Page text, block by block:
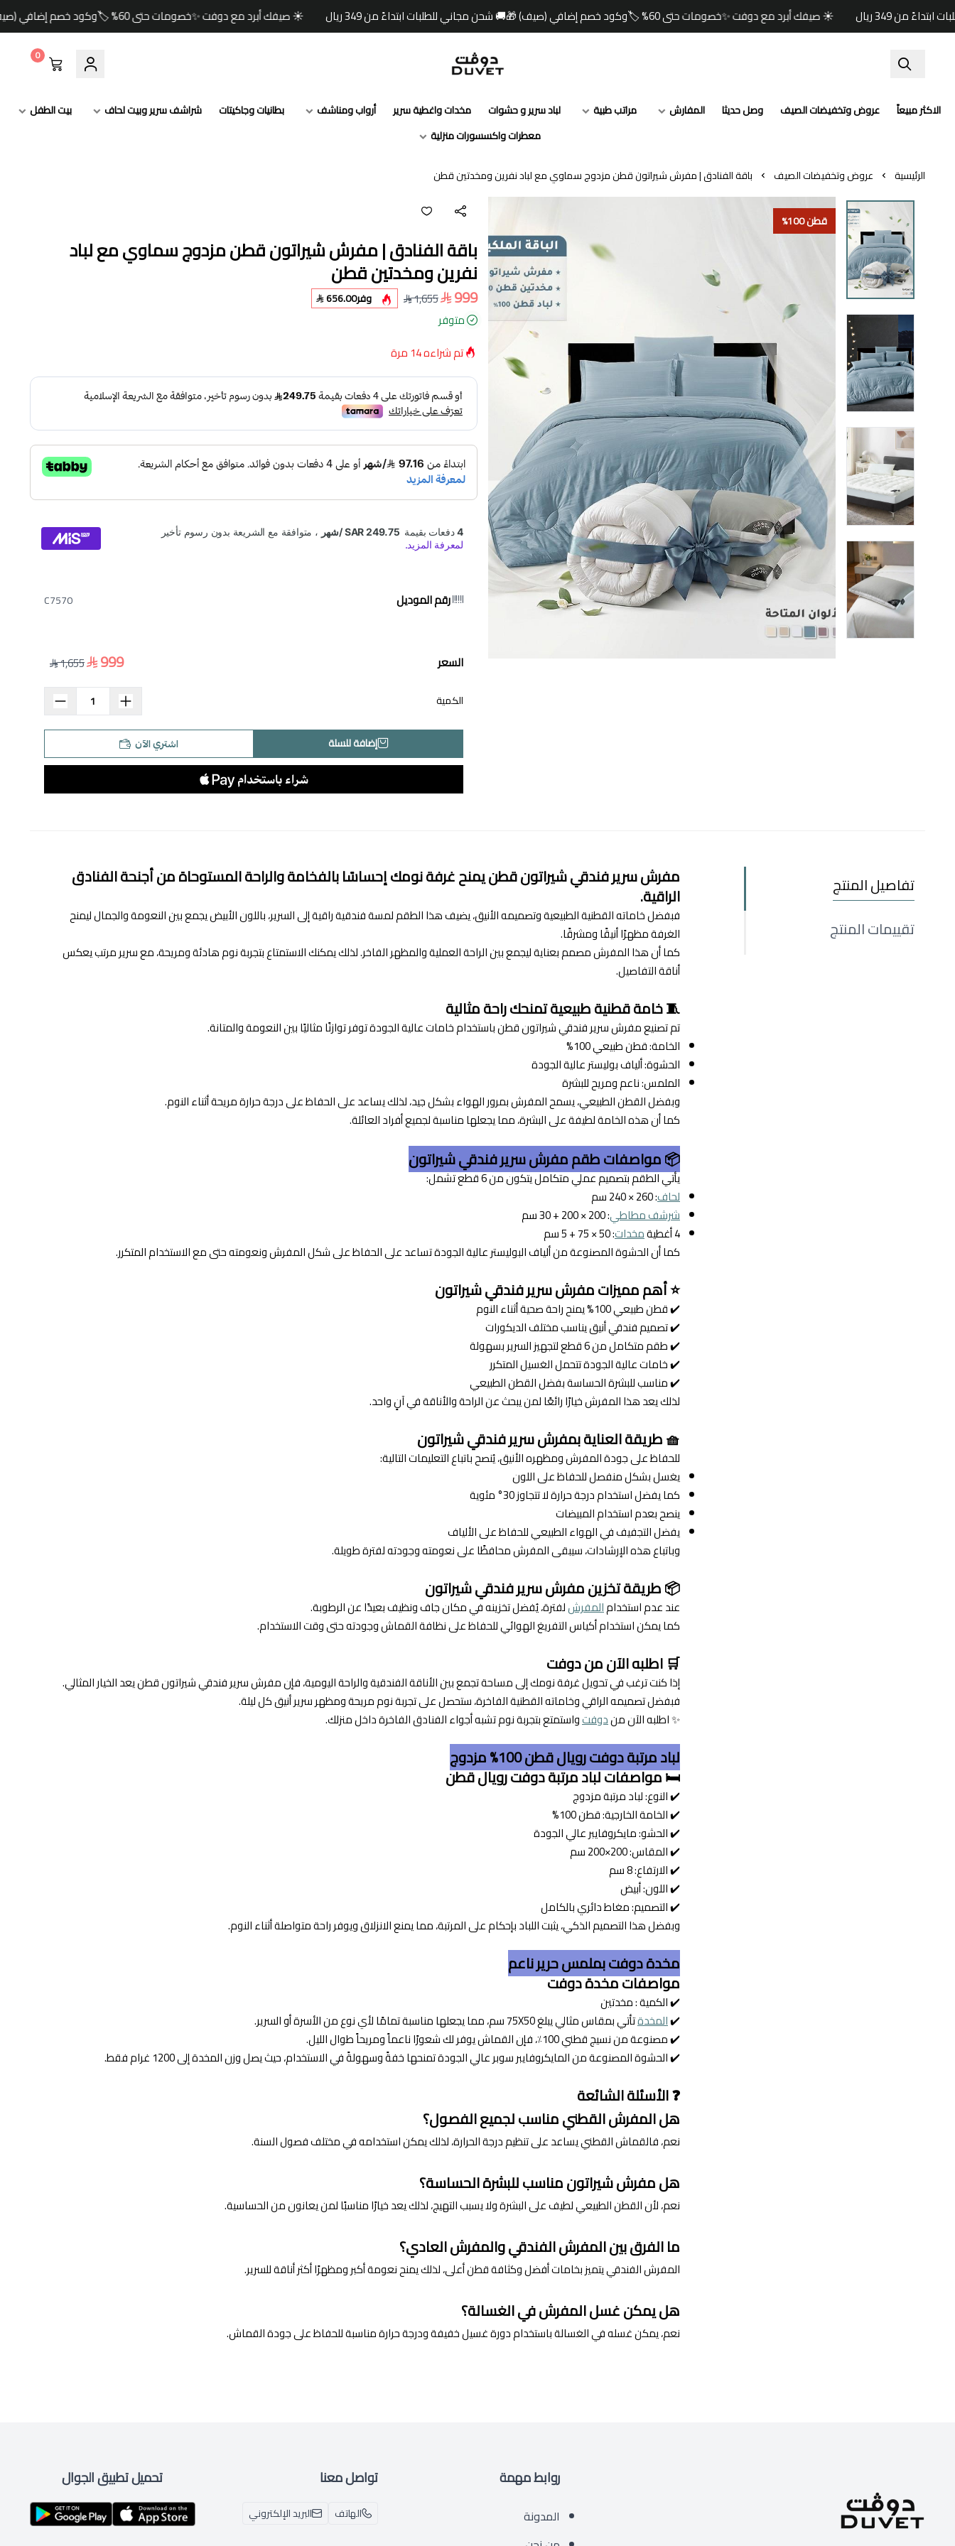
☀️ صيفك أبرد مع دوفت ✨خصومات حتى 60% 🏷️وكود خصم إضافي (صيف) 🎁🚚 شحن مجاني للطلبات ابتداءً من 349 ريال ☀️ صيفك أبرد مع دوفت ✨خصومات حتى 60% 🏷️وكود خصم إضافي (صيف) 🎁🚚 شحن مجاني للطلبات ابتداءً من 349 ريال
مفارش دوفت | DUVET
0
الاكثر مبيعاً عروض وتخفيضات الصيف وصل حديثا المفارش مراتب طبية لباد سرير و حشوات مخدات واغطية سرير أرواب ومناشف بطانيات وجاكيتات شراشف سرير وبيت لحاف
بيت الطفل
معطرات واكسسورات منزلية
الرئيسية عروض وتخفيضات الصيف باقة الفنادق | مفرش شيراتون قطن مزدوج سماوي مع لباد نفرين ومخدتين قطن
قطن 100%
باقة الفنادق | مفرش شيراتون قطن مزدوج سماوي مع لباد
نفرين ومخدتين قطن
999
1,655 وفر656.00
متوفر
تم شراءه14 مرة
رقم الموديل C7570
السعر 999
1,655
الكمية
إضافة للسلة اشتري الآن
تفاصيل المنتج
تقييمات المنتج
مفرش سرير فندقي شيراتون قطن يمنح غرفة نومك إحساسًا بالفخامة والراحة المستوحاة من أجنحة الفنادق
الراقية.
فبفضل خاماته القطنية الطبيعية وتصميمه الأنيق، يضيف هذا الطقم لمسة فندقية راقية إلى السرير، باللون الأبيض يجمع بين النعومة والجمال ليمنح
الغرفة مظهرًا أنيقًا ومشرقًا.
كما أن هذا المفرش مصمم بعناية ليجمع بين الراحة العملية والمظهر الفاخر. لذلك يمكنك الاستمتاع بتجربة نوم هادئة ومريحة، مع سرير مرتب يعكس
أناقة التفاصيل.
🧵 خامة قطنية طبيعية تمنحك راحة مثالية
تم تصنيع مفرش سرير فندقي شيراتون قطن باستخدام خامات عالية الجودة توفر توازنًا مثاليًا بين النعومة والمتانة.
الخامة: قطن طبيعي 100%
الحشوة: ألياف بوليستر عالية الجودة
الملمس: ناعم ومريح للبشرة
وبفضل القطن الطبيعي، يسمح المفرش بمرور الهواء بشكل جيد، لذلك يساعد على الحفاظ على درجة حرارة مريحة أثناء النوم.
كما أن هذه الخامة لطيفة على البشرة، مما يجعلها مناسبة لجميع أفراد العائلة.
📦 مواصفات طقم مفرش سرير فندقي شيراتون
يأتي الطقم بتصميم عملي متكامل يتكون من 6 قطع تشمل:
لحاف: 260 × 240 سم
شرشف مطاطي: 200 × 200 + 30 سم
4 أغطية
مخدات: 50 × 75 + 5 سم
كما أن الحشوة المصنوعة من ألياف البوليستر عالية الجودة تساعد على الحفاظ على شكل المفرش ونعومته حتى مع الاستخدام المتكرر.
⭐ أهم مميزات مفرش سرير فندقي شيراتون
✔️ قطن طبيعي 100% يمنح راحة صحية أثناء النوم
✔️ تصميم فندقي أنيق يناسب مختلف الديكورات
✔️ طقم متكامل من 6 قطع لتجهيز السرير بسهولة
✔️ خامات عالية الجودة تتحمل الغسيل المتكرر
✔️ مناسب للبشرة الحساسة بفضل القطن الطبيعي
لذلك يعد هذا المفرش خيارًا رائعًا لمن يبحث عن الراحة والأناقة في آنٍ واحد.
🧺 طريقة العناية بمفرش سرير فندقي شيراتون
للحفاظ على جودة المفرش ومظهره الأنيق، يُنصح باتباع التعليمات التالية:
يغسل بشكل منفصل للحفاظ على اللون
كما يفضل استخدام درجة حرارة لا تتجاوز 30° مئوية
ينصح بعدم استخدام المبيضات
يفضل التجفيف في الهواء الطبيعي للحفاظ على الألياف
وباتباع هذه الإرشادات، سيبقى المفرش محافظًا على نعومته وجودته لفترة طويلة.
📦 طريقة تخزين مفرش سرير فندقي شيراتون
عند عدم استخدامالمفرشلفترة، يُفضل تخزينه في مكان جاف ونظيف بعيدًا عن الرطوبة.
كما يمكن استخدام أكياس التفريغ الهوائي للحفاظ على نظافة القماش وجودته حتى وقت الاستخدام.
🛒 اطلبه الآن من دوفت
إذا كنت ترغب في تحويل غرفة نومك إلى مساحة تجمع بين الأناقة الفندقية والراحة اليومية، فإن مفرش سرير فندقي شيراتون قطن يعد الخيار المثالي.
فبفضل تصميمه الراقي وخاماته القطنية الفاخرة، ستحصل على تجربة نوم مريحة ومظهر سرير أنيق كل ليلة.
✨ اطلبه الآن مندوفتواستمتع بتجربة نوم تشبه أجواء الفنادق الفاخرة داخل منزلك.
لباد مرتبة دوفت رويال قطن 100% مزدوج
🛏️ مواصفات لباد مرتبة دوفت رويال قطن
✔️ النوع: لباد مرتبة مزدوج
✔️ الخامة الخارجية: قطن 100%
✔️ الحشو: مايكروفايبر عالي الجودة
✔️ المقاس: 200×200 سم
✔️ الارتفاع: 8 سم
✔️ اللون: أبيض
✔️ التصميم: مغاط دائري بالكامل
وبفضل هذا التصميم الذكي، يثبت اللباد بإحكام على المرتبة، مما يمنع الانزلاق ويوفر راحة متواصلة أثناء النوم.
مخدة دوفت بملمس حرير ناعم
مواصفات مخدة دوفت
✔️ الكمية : مخدتين
✔️المخدةتأتي بمقاس مثالي يبلغ 75X50 سم، مما يجعلها مناسبة تمامًا لأي نوع من الأسرة أو السرير.
✔️ مصنوعة من نسيج قطني 100٪، فإن القماش يوفر لك شعورًا ناعماً ومريحاً طوال الليل.
✔️ الحشوة المصنوعة من المايكروفايبر سوبر عالي الجودة تمنحها خفةً وسهولةً في الاستخدام، حيث يصل وزن المخدة إلى 1200 غرام فقط.
❓ الأسئلة الشائعة
هل المفرش القطني مناسب لجميع الفصول؟
نعم، فالقماش القطني يساعد على تنظيم درجة الحرارة، لذلك يمكن استخدامه في مختلف فصول السنة.
هل مفرش شيراتون مناسب للبشرة الحساسة؟
نعم، لأن القطن الطبيعي لطيف على البشرة ولا يسبب التهيج، لذلك يعد خيارًا مناسبًا لمن يعانون من الحساسية.
ما الفرق بين المفرش الفندقي والمفرش العادي؟
المفرش الفندقي يتميز بخامات أفضل وكثافة قطن أعلى، لذلك يمنح نعومة أكبر ومظهرًا أكثر أناقة للسرير.
هل يمكن غسل المفرش في الغسالة؟
نعم، يمكن غسله في الغسالة باستخدام دورة غسيل خفيفة ودرجة حرارة مناسبة للحفاظ على جودة القماش.
روابط مهمة
المدونة
تواصل معنا
الهاتف البريد الإلكتروني
تحميل تطبيق الجوال